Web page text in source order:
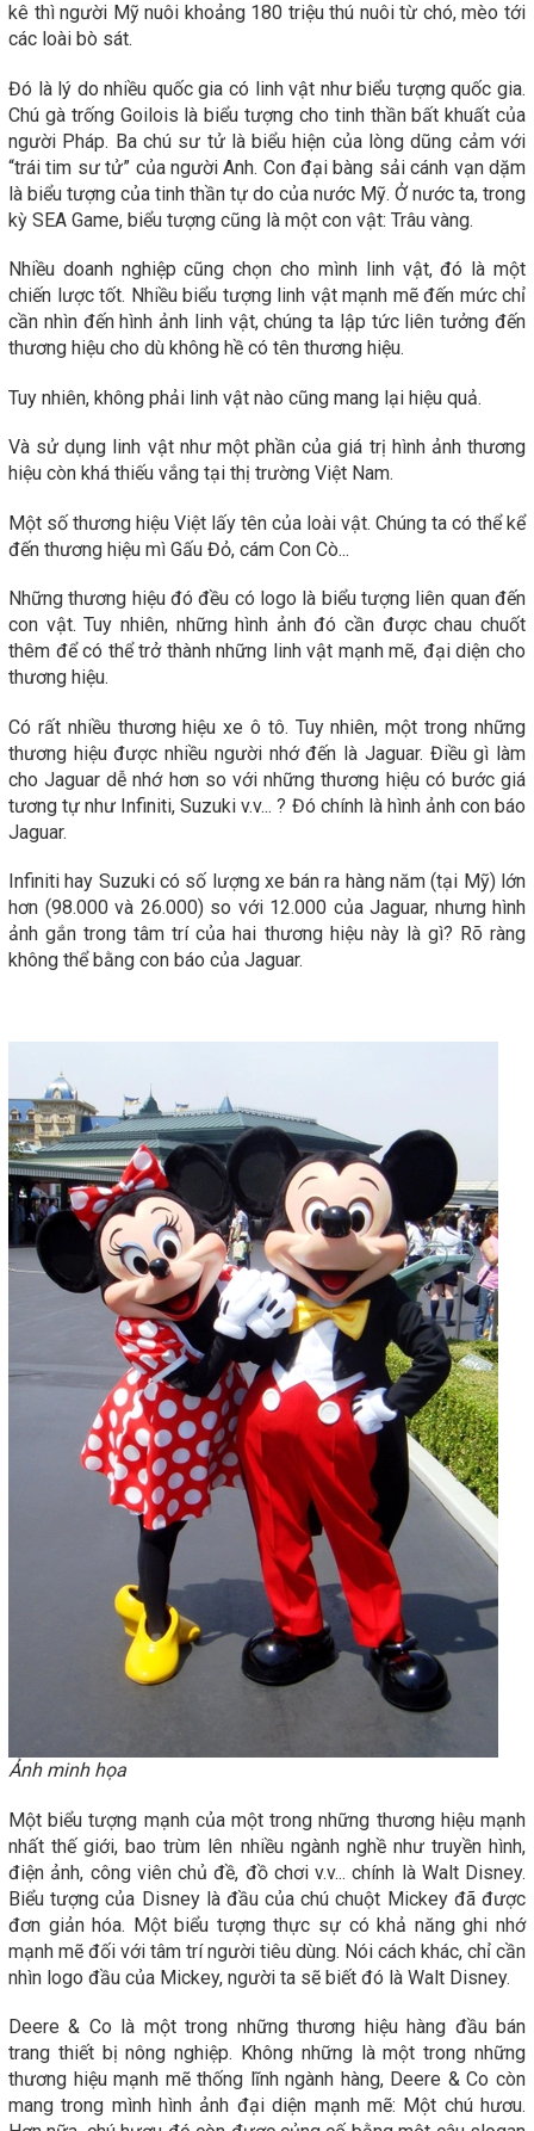
kê thì người Mỹ nuôi khoảng 180 triệu thú nuôi từ chó, mèo tới
các loài bò sát.
Đó là lý do nhiều quốc gia có linh vật như biểu tượng quốc gia.
Chú gà trống Goilois là biểu tượng cho tinh thần bất khuất của
người Pháp. Ba chú sư tử là biểu hiện của lòng dũng cảm với
“trái tim sư tử” của người Anh. Con đại bàng sải cánh vạn dặm
là biểu tượng của tinh thần tự do của nước Mỹ. Ở nước ta, trong
kỳ SEA Game, biểu tượng cũng là một con vật: Trâu vàng.
Nhiều doanh nghiệp cũng chọn cho mình linh vật, đó là một
chiến lược tốt. Nhiều biểu tượng linh vật mạnh mẽ đến mức chỉ
cần nhìn đến hình ảnh linh vật, chúng ta lập tức liên tưởng đến
thương hiệu cho dù không hề có tên thương hiệu.
Tuy nhiên, không phải linh vật nào cũng mang lại hiệu quả.
Và sử dụng linh vật như một phần của giá trị hình ảnh thương
hiệu còn khá thiếu vắng tại thị trường Việt Nam.
Một số thương hiệu Việt lấy tên của loài vật. Chúng ta có thể kể
đến thương hiệu mì Gấu Đỏ, cám Con Cò...
Những thương hiệu đó đều có logo là biểu tượng liên quan đến
con vật. Tuy nhiên, những hình ảnh đó cần được chau chuốt
thêm để có thể trở thành những linh vật mạnh mẽ, đại diện cho
thương hiệu.
Có rất nhiều thương hiệu xe ô tô. Tuy nhiên, một trong những
thương hiệu được nhiều người nhớ đến là Jaguar. Điều gì làm
cho Jaguar dễ nhớ hơn so với những thương hiệu có bước giá
tương tự như Infiniti, Suzuki v.v... ? Đó chính là hình ảnh con báo
Jaguar.
Infiniti hay Suzuki có số lượng xe bán ra hàng năm (tại Mỹ) lớn
hơn (98.000 và 26.000) so với 12.000 của Jaguar, nhưng hình
ảnh gắn trong tâm trí của hai thương hiệu này là gì? Rõ ràng
không thể bằng con báo của Jaguar.
Ảnh minh họa
Một biểu tượng mạnh của một trong những thương hiệu mạnh
nhất thế giới, bao trùm lên nhiều ngành nghề như truyền hình,
điện ảnh, công viên chủ đề, đồ chơi v.v... chính là Walt Disney.
Biểu tượng của Disney là đầu của chú chuột Mickey đã được
đơn giản hóa. Một biểu tượng thực sự có khả năng ghi nhớ
mạnh mẽ đối với tâm trí người tiêu dùng. Nói cách khác, chỉ cần
nhìn logo đầu của Mickey, người ta sẽ biết đó là Walt Disney.
Deere & Co là một trong những thương hiệu hàng đầu bán
trang thiết bị nông nghiệp. Không những là một trong những
thương hiệu mạnh mẽ thống lĩnh ngành hàng, Deere & Co còn
mang trong mình hình ảnh đại diện mạnh mẽ: Một chú hươu.